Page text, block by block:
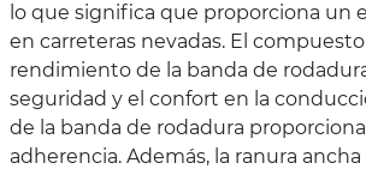
lo que significa que proporciona un
en carreteras nevadas. El
rendimiento de la banda de
seguridad y el confort en la
de la banda de rodadura
adherencia. Además, la ranura ancha